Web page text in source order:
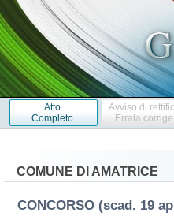
Atto
Completo
Avviso di
Errata corrige
COMUNE DI AMATRICE
CONCORSO (scad. 19